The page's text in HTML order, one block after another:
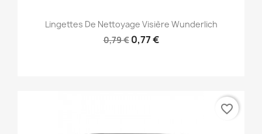
Lingettes De Nettoyage Visière Wunderlich
0,79 € 0,77 €
favorite_border